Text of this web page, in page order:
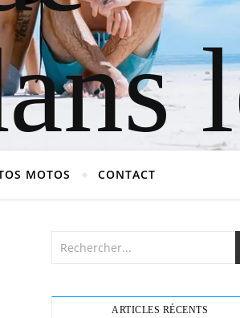
MOTOS CONTACT
ARTICLES RÉCENTS